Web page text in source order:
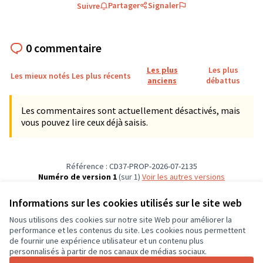
Informations sur les cookies utilisés sur le site web
Nous utilisons des cookies sur notre site Web pour améliorer la
performance et les contenus du site. Les cookies nous permettent
de fournir une expérience utilisateur et un contenu plus
personnalisés à partir de nos canaux de médias sociaux.
Suivre Partager Signaler
0 commentaire
Les mieux notés Les plus récents
Les plus
anciens
Les plus
débattus
Les commentaires sont actuellement désactivés, mais
vous pouvez lire ceux déjà saisis.
Référence : CD37-PROP-2026-07-2135
Numéro de version 1(sur 1)
voir les autres versions
Conditions d'utilisation
Paramètres des cookies
CD37 sur XCD37 sur Facebook
CD37 sur Instagram
CD37 sur YouTube